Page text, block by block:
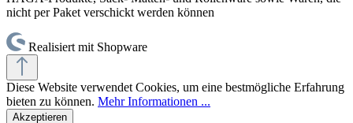
nicht per Paket verschickt werden können
Realisiert mit Shopware
Diese Website verwendet Cookies, um eine bestmögliche Erfahrung
bieten zu können. Mehr Informationen ...
Akzeptieren